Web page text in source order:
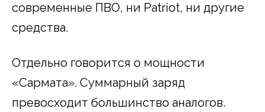
современные ПВО, ни Patriot, ни другие
средства.
Отдельно говорится о мощности
«Сармата». Суммарный заряд
превосходит большинство аналогов.